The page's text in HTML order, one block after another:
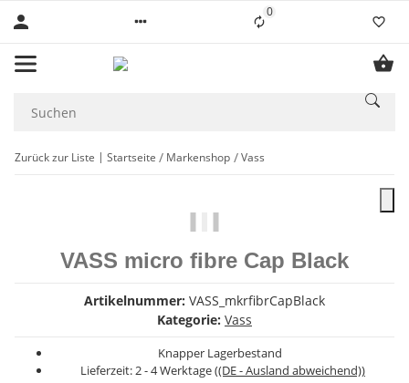
0Liste ist leer
Zurück zur Liste Startseite Markenshop Vass
VASS micro fibre Cap Black
Artikelnummer: VASS_mkrfibrCapBlack
Kategorie: Vass
Knapper Lagerbestand
Lieferzeit:2 - 4 Werktage((DE - Ausland abweichend))